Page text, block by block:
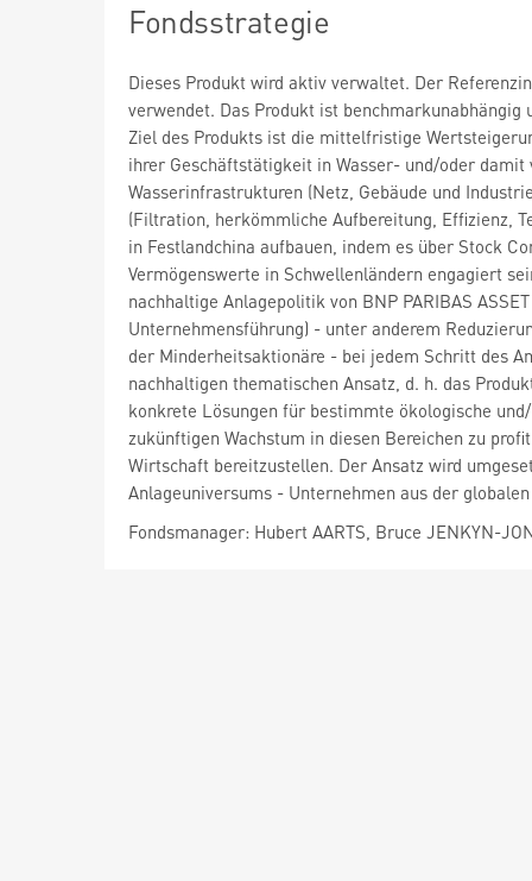
Fondsstrategie
Dieses Produkt wird aktiv verwaltet. Der
verwendet. Das Produkt ist
Ziel des Produkts ist die mittelfristige
ihrer Geschäftstätigkeit in Wasser- und/oder damit
Wasserinfrastrukturen (Netz, Gebäude und
(Filtration, herkömmliche Aufbereitung, Effizienz,
in Festlandchina aufbauen, indem es über Stock
Vermögenswerte in Schwellenländern engagiert
nachhaltige Anlagepolitik von BNP PARIBAS
Unternehmensführung) - unter anderem
der Minderheitsaktionäre - bei jedem Schritt des
nachhaltigen thematischen Ansatz, d. h. das
konkrete Lösungen für bestimmte ökologische
zukünftigen Wachstum in diesen Bereichen zu
Wirtschaft bereitzustellen. Der Ansatz wird
Anlageuniversums - Unternehmen aus der
Fondsmanager: Hubert AARTS, Bruce JENKYN-